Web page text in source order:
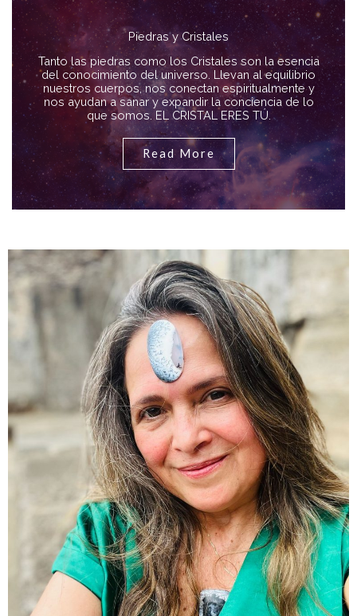
Piedras y Cristales
Tanto las piedras como los Cristales son la esencia
del conocimiento del universo. Llevan al equilibrio
nuestros cuerpos, nos conectan espiritualmente y
nos ayudan a sanar y expandir la conciencia de lo
que somos. EL CRISTAL ERES TÚ.
Read More